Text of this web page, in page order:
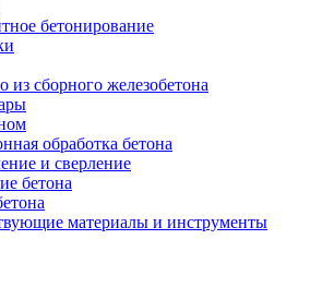
бетонирование
из сборного железобетона
обработка бетона
и сверление
бетона
материалы и инструменты